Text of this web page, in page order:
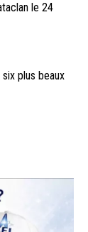
le 24
plus beaux